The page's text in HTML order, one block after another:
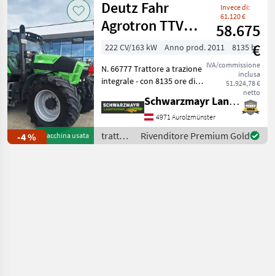
-4 % Macchina usata
Deutz Fahr
Agrotron TTV
630
Invece di:
61.120 €
58.675
€
IVA/commissione
inclusa
51.924,78 €
netto
222 CV/163 kW Anno prod. 2011
8135 h
N. 66777 Trattore a trazione
integrale - con 8135 ore di
costruzione 2011 - con
presa di forza
540/540E/1000/1000E - con
5 distributori po
Schwarzmayr Landtechnik GmbH - Aurolzmünster
4971 Aurolzmünster
trattori
/ Deutz
Rivenditore Premium Gold